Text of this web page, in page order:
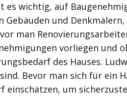
es wichtig, auf
und
man
vorliegen und
des Hauses.
Bevor man sich für ein
einschätzen, um